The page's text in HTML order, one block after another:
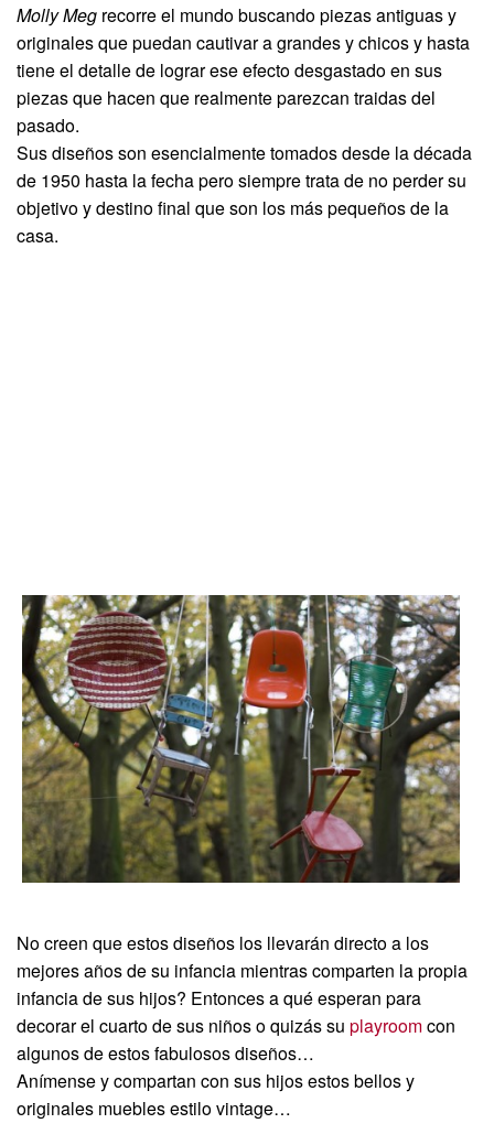
Molly Meg recorre el mundo buscando piezas antiguas y
originales que puedan cautivar a grandes y chicos y hasta
tiene el detalle de lograr ese efecto desgastado en sus
piezas que hacen que realmente parezcan traidas del
pasado.
Sus diseños son esencialmente tomados desde la década
de 1950 hasta la fecha pero siempre trata de no perder su
objetivo y destino final que son los más pequeños de la
casa.
No creen que estos diseños los llevarán directo a los
mejores años de su infancia mientras comparten la propia
infancia de sus hijos? Entonces a qué esperan para
decorar el cuarto de sus niños o quizás su playroomcon
algunos de estos fabulosos diseños…
Anímense y compartan con sus hijos estos bellos y
originales muebles estilo vintage…